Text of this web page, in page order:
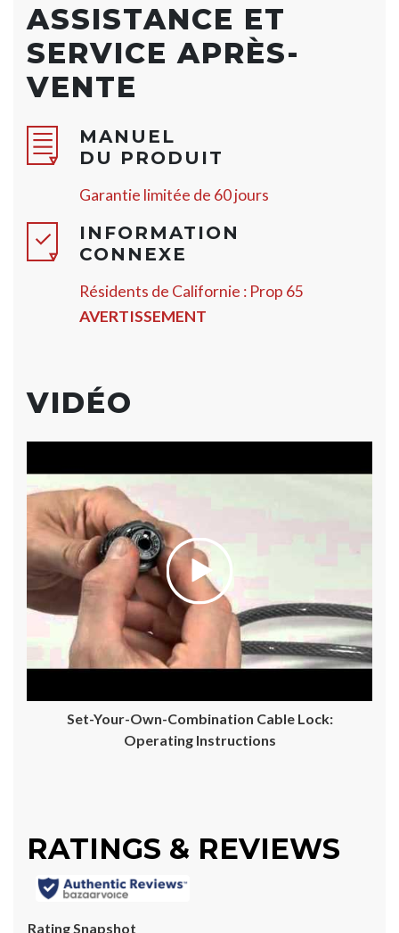
ASSISTANCE ET
SERVICE APRÈS-
VENTE
MANUEL
DU PRODUIT
Garantie limitée de 60 jours
INFORMATION
CONNEXE
Résidents de Californie : Prop 65
AVERTISSEMENT
VIDÉO
Set-Your-Own-Combination Cable Lock:
Operating Instructions